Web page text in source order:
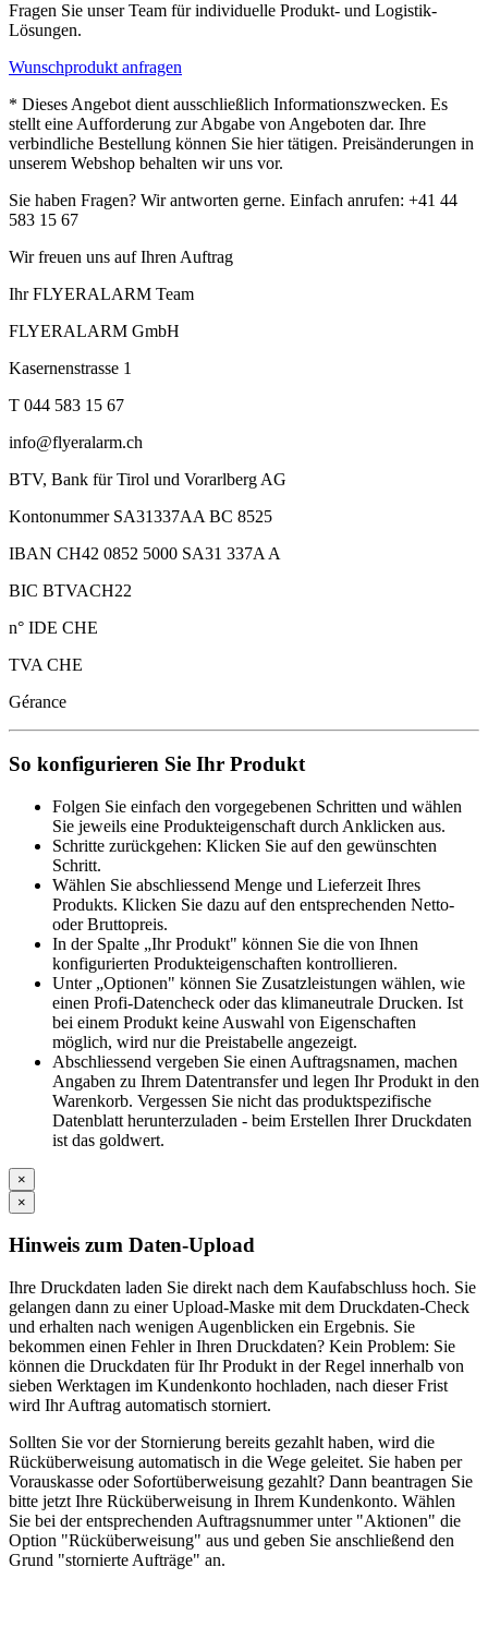
Fragen Sie unser Team für individuelle Produkt- und Logistik-
Lösungen.
Wunschprodukt anfragen
* Dieses Angebot dient ausschließlich Informationszwecken. Es
stellt eine Aufforderung zur Abgabe von Angeboten dar. Ihre
verbindliche Bestellung können Sie hier tätigen. Preisänderungen in
unserem Webshop behalten wir uns vor.
Sie haben Fragen? Wir antworten gerne. Einfach anrufen: +41 44
583 15 67
Wir freuen uns auf Ihren Auftrag
Ihr FLYERALARM Team
FLYERALARM GmbH
Kasernenstrasse 1
T 044 583 15 67
info@flyeralarm.ch
BTV, Bank für Tirol und Vorarlberg AG
Kontonummer SA31337AA BC 8525
IBAN CH42 0852 5000 SA31 337A A
BIC BTVACH22
n° IDE CHE
TVA CHE
Gérance
So konfigurieren Sie Ihr Produkt
Folgen Sie einfach den vorgegebenen Schritten und wählen
Sie jeweils eine Produkteigenschaft durch Anklicken aus.
Schritte zurückgehen: Klicken Sie auf den gewünschten
Schritt.
Wählen Sie abschliessend Menge und Lieferzeit Ihres
Produkts. Klicken Sie dazu auf den entsprechenden Netto-
oder Bruttopreis.
In der Spalte „Ihr Produkt" können Sie die von Ihnen
konfigurierten Produkteigenschaften kontrollieren.
Unter „Optionen" können Sie Zusatzleistungen wählen, wie
einen Profi-Datencheck oder das klimaneutrale Drucken. Ist
bei einem Produkt keine Auswahl von Eigenschaften
möglich, wird nur die Preistabelle angezeigt.
Abschliessend vergeben Sie einen Auftragsnamen, machen
Angaben zu Ihrem Datentransfer und legen Ihr Produkt in den
Warenkorb. Vergessen Sie nicht das produktspezifische
Datenblatt herunterzuladen - beim Erstellen Ihrer Druckdaten
ist das goldwert.
×
×
Hinweis zum Daten-Upload
Ihre Druckdaten laden Sie direkt nach dem Kaufabschluss hoch. Sie
gelangen dann zu einer Upload-Maske mit dem Druckdaten-Check
und erhalten nach wenigen Augenblicken ein Ergebnis. Sie
bekommen einen Fehler in Ihren Druckdaten? Kein Problem: Sie
können die Druckdaten für Ihr Produkt in der Regel innerhalb von
sieben Werktagen im Kundenkonto hochladen, nach dieser Frist
wird Ihr Auftrag automatisch storniert.
Sollten Sie vor der Stornierung bereits gezahlt haben, wird die
Rücküberweisung automatisch in die Wege geleitet. Sie haben per
Vorauskasse oder Sofortüberweisung gezahlt? Dann beantragen Sie
bitte jetzt Ihre Rücküberweisung in Ihrem Kundenkonto. Wählen
Sie bei der entsprechenden Auftragsnummer unter "Aktionen" die
Option "Rücküberweisung" aus und geben Sie anschließend den
Grund "stornierte Aufträge" an.